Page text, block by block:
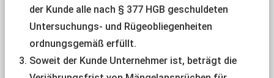
der Kunde alle nach § 377 HGB geschuldeten
Untersuchungs- und Rügeobliegenheiten
ordnungsgemäß erfüllt.
Soweit der Kunde Unternehmer ist, beträgt die